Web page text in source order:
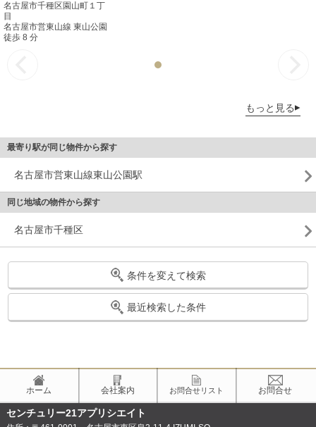
名古屋市千種区園山町１丁
目
名古屋市営東山線 東山公園
徒歩 8 分
もっと見る
最寄り駅が同じ物件から探す
名古屋市営東山線東山公園駅
同じ地域の物件から探す
名古屋市千種区
条件を変えて検索
最近検索した条件
ホーム 会社案内 お問合せリスト お問合せ
センチュリー21アプリシエイト